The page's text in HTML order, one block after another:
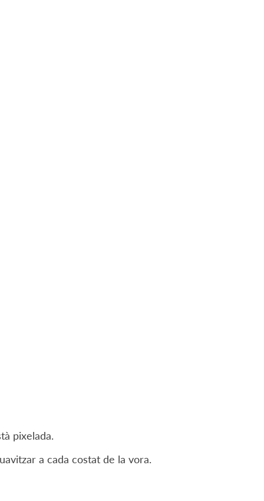
pixelada.
a cada costat de la vora.